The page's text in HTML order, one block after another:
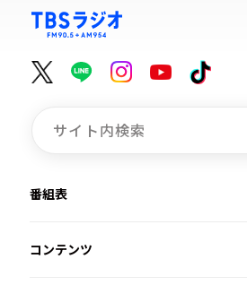
番組表
コンテンツ